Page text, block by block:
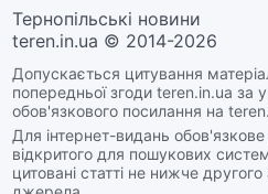
Тернопільські новини
teren.in.ua © 2014-2026
Допускається цитування
попередньої згоди teren.in.ua за
обов'язкового посилання на
Для інтернет-видань
відкритого для пошукових
цитовані статті не нижче